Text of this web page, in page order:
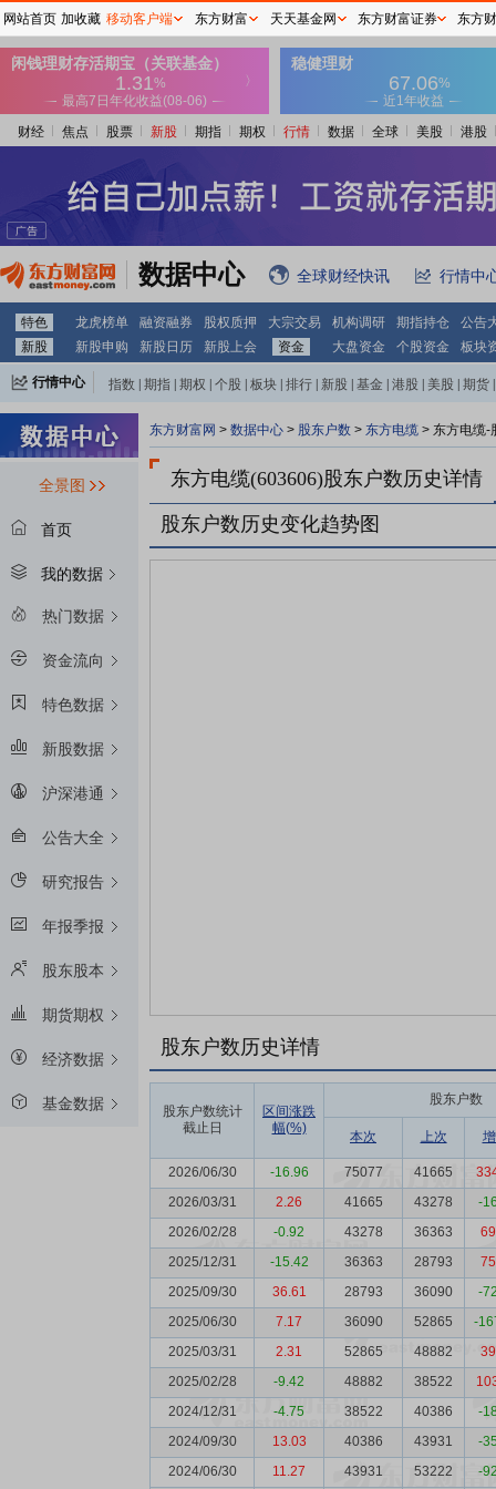
财经 焦点 股票 新股 期指 期权 行情 数据 全球 美股 港股
数据中心 全球财经快讯 行情中
特色 龙虎榜单 融资融券 股权质押 大宗交易 机构调研 期指持仓
公告
新股
新股申购 新股日历 新股上会 资金 大盘资金 个股资金 板块
行情中心 指数 期指 期权 个股 板块 排行 新股 基金 港股 美股 期货
全景图
首页
我的数据
热门数据
资金流向
特色数据
新股数据
沪深港通
公告大全
研究报告
年报季报
股东股本
期货期权
经济数据
基金数据
东方财富网 > 数据中心 > 股东户数 > 东方电缆 > 东方电缆-
东方电缆(603606)股东户数历史详情
股东户数历史变化趋势图
股东户数历史详情
股东户数统计
截止日
区间涨跌
幅(%)
股东户数
本次 上次
2026/06/30 -16.96 75077 41665
2026/03/31
2.26 41665 43278
-
2026/02/28
-0.92 43278 36363
2025/12/31
-15.42 36363 28793
2025/09/30
36.61 28793 36090
-
2025/06/30
7.17 36090 52865
-
2025/03/31
2.31 52865 48882
2025/02/28
-9.42 48882 38522
2024/12/31
-4.75 38522 40386
-
2024/09/30
13.03 40386 43931
-
2024/06/30
11.27 43931 53222
-
网站首页 加收藏 移动客户端 东方财富 天天基金网 东方财富证券 东方